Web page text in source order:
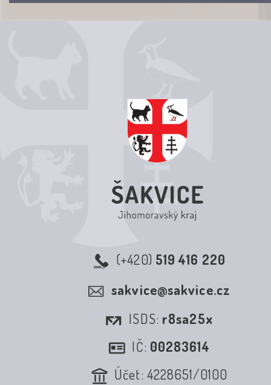
(+420) 519 416 220
sakvice@sakvice.cz
ISDS: r8sa25x
IČ: 00283614
Účet: 4228651/0100